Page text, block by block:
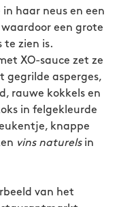
haar neus en een
een grote
te zien is.
XO-sauce zet ze
gegrilde asperges,
rauwe kokkels en
in felgekleurde
knappe
vins naturelsin
van het